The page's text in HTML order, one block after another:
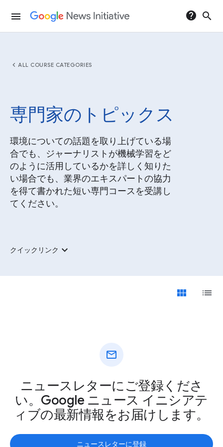
menu help search
chevron_left ALL COURSE CATEGORIES
専門家のトピックス
環境についての話題を取り上げている場
合でも、ジャーナリストが機械学習をど
のように活用しているかを詳しく知りた
い場合でも、業界のエキスパートの協力
を得て書かれた短い専門コースを受講し
てください。
クイックリンク expand_more
view_module list
mail
ニュースレターにご登録くださ
い。Google ニュース イニシアテ
ィブの最新情報をお届けします。
ニュースレターに登録